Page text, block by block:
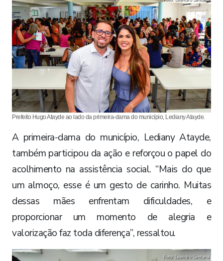
Prefeito Hugo Atayde ao lado da primeira-dama do município, Lediany Atayde.
A primeira-dama do município, Lediany Atayde,
também participou da ação e reforçou o papel do
acolhimento na assistência social. “Mais do que
um almoço, esse é um gesto de carinho. Muitas
dessas mães enfrentam dificuldades, e
proporcionar um momento de alegria e
valorização faz toda diferença”, ressaltou.
Foto: Leandro Santana